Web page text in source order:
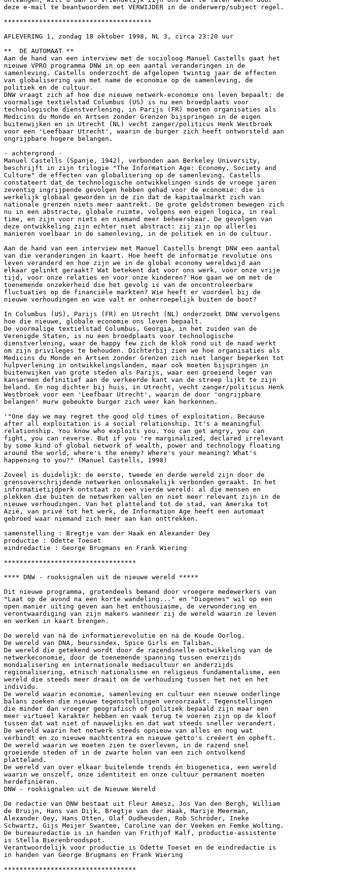
deze e-mail te beantwoorden met VERWIJDER in de onderwerp/subject regel.
**************************************
AFLEVERING 1, zondag 18 oktober 1998, NL 3, circa 23:20 uur
**  DE AUTOMAAT **
Aan de hand van een interview met de socioloog Manuel Castells gaat het
nieuwe VPRO programma DNW in op een aantal veranderingen in de
samenleving. Castells onderzocht de afgelopen twintig jaar de effecten
van globalisering van met name de economie op de samenleving, de
politiek en de cultuur.
DNW vraagt zich af hoe die nieuwe netwerk-economie ons leven bepaalt: de
voormalige textielstad Columbus (US) is nu een broedplaats voor
technologische dienstverlening, in Parijs (FR) moeten organisaties als
Medicins du Monde en Artsen zonder Grenzen bijspringen in de eigen
buitenwijken en in Utrecht (NL) vecht zanger/politicus Henk Westbroek
voor een 'Leefbaar Utrecht', waarin de burger zich heeft ontworsteld aan
ongrijpbare hogere belangen.
- achtergrond -
Manuel Castells (Spanje, 1942), verbonden aan Berkeley University,
beschrijft in zijn trilogie "The Information Age: Economy, Society and
Culture" de effecten van globalisering op de samenleving. Castells
constateert dat de technologische ontwikkelingen sinds de vroege jaren
zeventig ingrijpende gevolgen hebben gehad voor de economie: die is
werkelijk globaal geworden in de zin dat de kapitaalmarkt zich van
nationale grenzen niets meer aantrekt. De grote geldstromen bewegen zich
nu in een abstracte, globale ruimte, volgens een eigen logica, in real
time, en zijn voor niets en niemand meer beheersbaar. De gevolgen van
deze ontwikkeling zijn echter niet abstract: zij zijn op allerlei
manieren voelbaar in de samenleving, in de politiek en in de cultuur.
Aan de hand van een interview met Manuel Castells brengt DNW een aantal
van die veranderingen in kaart. Hoe heeft de informatie revolutie ons
leven veranderd en hoe zijn we in de global economy wereldwijd aan
elkaar gelinkt geraakt? Wat betekent dat voor ons werk, voor onze vrije
tijd, voor onze relaties en voor onze kinderen? Hoe gaan we om met de
toenemende onzekerheid die het gevolg is van de oncontroleerbare
fluctuaties op de financiële markten? Wie heeft er voordeel bij de
nieuwe verhoudingen en wie valt er onherroepelijk buiten de boot?
In Columbus (US), Parijs (FR) en Utrecht (NL) onderzoekt DNW vervolgens
hoe die nieuwe, globale economie ons leven bepaalt.
De voormalige textielstad Columbus, Georgia, in het zuiden van de
Verenigde Staten, is nu een broedplaats voor technologische
dienstverlening, waar de happy few zich de klok rond uit de naad werkt
om zijn privileges te behouden. Dichterbij zien we hoe organisaties als
Medicins du Monde en Artsen zonder Grenzen zich niet langer beperken tot
hulpverlening in ontwikkelingslanden, maar ook moeten bijspringen in
buitenwijken van grote steden als Parijs, waar een groeiend leger van
kansarmen definitief aan de verkeerde kant van de streep lijkt te zijn
beland. En nog dichter bij huis, in Utrecht, vecht zanger/politicus Henk
Westbroek voor een 'Leefbaar Utrecht', waarin de door 'ongrijpbare
belangen' murw gebeukte burger zich weer kan herkennen.
'"One day we may regret the good old times of exploitation. Because
after all exploitation is a social relationship. It's a meaningful
relationship. You know who exploits you. You can get angry, you can
fight, you can reverse. But if you 're marginalized, declared irrelevant
by some kind of global network of wealth, power and technology floating
around the world, where's the enemy? Where's your meaning? What's
happening to you?" (Manuel Castells, 1998)
Zoveel is duidelijk: de eerste, tweede en derde wereld zijn door de
grensoverschrijdende netwerken onlosmakelijk verbonden geraakt. In het
informatietijdperk ontstaat zo een vierde wereld: al die mensen en
plekken die buiten de netwerken vallen en niet meer relevant zijn in de
nieuwe verhoudingen. Van het platteland tot de stad, van Amerika tot
Azië, van privé tot het werk, de Information Age heeft een automaat
gebroed waar niemand zich meer aan kan onttrekken.
samenstelling : Bregtje van der Haak en Alexander Oey
productie : Odette Toeset
eindredactie : George Brugmans en Frank Wiering
**********************************
**** DNW - rooksignalen uit de nieuwe wereld *****
Dit nieuwe programma, grotendeels bemand door vroegere medewerkers van
"Laat op de avond na een korte wandeling..." en "Diogenes" wil op een
open manier uiting geven aan het enthousiasme, de verwondering en
verontwaardiging van zijn makers wanneer zij de wereld waarin ze leven
en werken in kaart brengen.
De wereld van ná de informatierevolutie en ná de Koude Oorlog.
De wereld van DNA, beursindex, Spice Girls en Taliban.
De wereld die getekend wordt door de razendsnelle ontwikkeling van de
netwerkeconomie, door de toenemende spanning tussen enerzijds
mondialisering en internationale mediacultuur en anderzijds
regionalisering, etnisch nationalisme en religieus fundamentalisme, een
wereld die steeds meer draait om de verhouding tussen het net en het
individu.
De wereld waarin economie, samenleving en cultuur een nieuwe onderlinge
balans zoeken die nieuwe tegenstellingen veroorzaakt. Tegenstellingen
die minder dan vroeger geografisch of politiek bepaald zijn maar een
meer virtueel karakter hebben en vaak terug te voeren zijn op de kloof
tussen dat wat niet of nauwelijks en dat wat steeds sneller verandert.
De wereld waarin het netwerk steeds opnieuw van alles en nog wat
verbindt en zo nieuwe machtcentra en nieuwe getto's creëert én opheft.
De wereld waarin we moeten zien te overleven, in de razend snel
groeiende steden of in de zwarte holen van een zich ontvolkend
platteland.
De wereld van over elkaar buitelende trends én biogenetica, een wereld
waarin we onszelf, onze identiteit en onze cultuur permanent moeten
herdefiniëren.
DNW - rooksignalen uit de Nieuwe Wereld
De redactie van DNW bestaat uit Fleur Amesz, Jos Van den Bergh, William
de Bruijn, Hans van Dijk, Bregtje van der Haak, Marije Meerman,
Alexander Oey, Hans Otten, Olaf Oudheusden, Rob Schröder, Ineke
Schwartz, Gijs Meijer Swantee, Caroline van der Veeken en Femke Wolting.
De bureauredactie is in handen van Frithjof Kalf, productie-assistente
is Stella Bierenbroodspot.
Verantwoordelijk voor productie is Odette Toeset en de eindredactie is
in handen van George Brugmans en Frank Wiering
**********************************